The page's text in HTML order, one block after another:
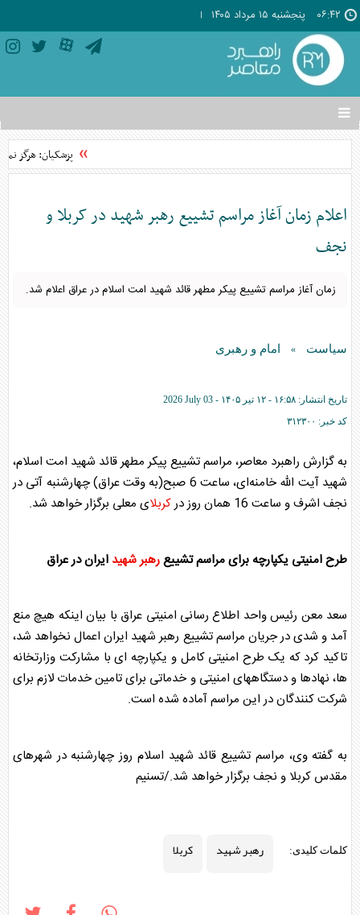
۰۶:۴۲ پنجشنبه ۱۵ مرداد ۱۴۰۵
تغییر
وضعیت
منوی
ها
پزشکیان: هرگز
اعلام زمان آغاز مراسم تشییع رهبر شهید در کربلا و
نجف
زمان آغاز مراسم تشییع پیکر مطهر قائد شهید امت اسلام در عراق اعلام شد.
سیاست » امام و رهبری
تاریخ انتشار: ۱۶:۵۸ - ۱۲ تير ۱۴۰۵ -
2026 July 03
کد خبر: ۳۱۲۳۰۰
به گزارش راهبرد معاصر، مراسم تشییع پیکر مطهر قائد شهید امت اسلام،
شهید آیت الله خامنه‌ای، ساعت 6 صبح(به وقت عراق) چهارشنبه آتی در
نجف اشرف و ساعت 16 همان روز در
کربلای معلی برگزار خواهد شد.
طرح امنیتی یکپارچه برای مراسم تشییعرهبر شهید ایران در عراق
سعد معن رئیس واحد اطلاع رسانی امنیتی عراق با بیان اینکه هیچ منع
آمد و شدی در جریان مراسم تشییع رهبر شهید ایران اعمال نخواهد شد،
تاکید کرد که یک طرح امنیتی کامل و یکپارچه ای با مشارکت وزارتخانه
ها، نهادها و دستگاههای امنیتی و خدماتی برای تامین خدمات لازم برای
شرکت کنندگان در این مراسم آماده شده است.
به گفته وی، مراسم تشییع قائد شهید اسلام روز چهارشنبه در شهرهای
مقدس کربلا و نجف برگزار خواهد شد./تسنیم
کلمات کلیدی: رهبر شهید کربلا